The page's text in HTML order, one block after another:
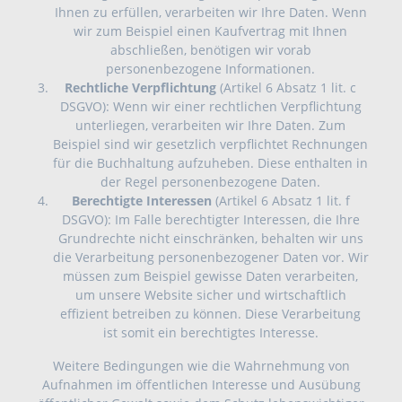
Ihnen zu erfüllen, verarbeiten wir Ihre Daten. Wenn
wir zum Beispiel einen Kaufvertrag mit Ihnen
abschließen, benötigen wir vorab
personenbezogene Informationen.
Rechtliche Verpflichtung (Artikel 6 Absatz 1 lit. c
DSGVO): Wenn wir einer rechtlichen Verpflichtung
unterliegen, verarbeiten wir Ihre Daten. Zum
Beispiel sind wir gesetzlich verpflichtet Rechnungen
für die Buchhaltung aufzuheben. Diese enthalten in
der Regel personenbezogene Daten.
Berechtigte Interessen (Artikel 6 Absatz 1 lit. f
DSGVO): Im Falle berechtigter Interessen, die Ihre
Grundrechte nicht einschränken, behalten wir uns
die Verarbeitung personenbezogener Daten vor. Wir
müssen zum Beispiel gewisse Daten verarbeiten,
um unsere Website sicher und wirtschaftlich
effizient betreiben zu können. Diese Verarbeitung
ist somit ein berechtigtes Interesse.
Weitere Bedingungen wie die Wahrnehmung von
Aufnahmen im öffentlichen Interesse und Ausübung